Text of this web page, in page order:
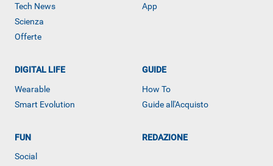
ALTRO
Tech News
Scienza
Offerte
App
DIGITAL LIFE
Wearable
Smart Evolution
GUIDE
How To
Guide all'Acquisto
FUN
Social
REDAZIONE